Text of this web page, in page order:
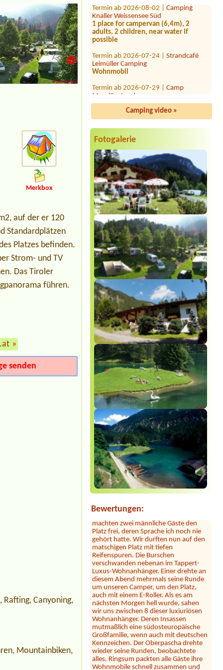
Knaller Weissensee Süd
1 place for campervan (6,4m), 2
adults, 2 children, near water if
possible
Termin ab 2026-07-24 |
Leimüller Camping
Wohnmobil
Termin ab 2026-07-29 |
MondSeeLand
1 zelt,2x person
Termin ab 2026-08-10 |Camping via
Termin ab 2026-08-09 |
Stellplatz für Campingbus etwa VW
Bus Größe mit Strom für 2 Personen
Termin ab 2026-09-28 |Seecamp Zell
am See
1 Stellplatz für Wohnmobil 6,99m,
Strom ,Wasser
Termin ab 2026-08-01 |
Camping
Ötztal Längenfeld
1x Stellplatz für WOMO (7,5m) 2 Erw.
2 Jug. (16 J.) 1 Kind, 1 Hund,
Termin ab 2026-08-11 |Camping
Wolfgangsee Birkenstrand
1x tent place for 2 persons
Camping video »
Fotogalerie
Bewertungen:
Sylvia Vodel***
Die Bilder mit dem See täuschen. Der
See liegt ein Stück entfernt. Dafür ist
das Camping nah an der Autobahn.
Der Hammer kommt jetzt: dort hauste
ein Clan! Der uns zugewiesene Platz
war mit 2 Kleinbussen zugestellt. Erst
machten zwei männliche Gäste den
Platz frei, deren Sprache ich noch nie
gehört hatte. Wir durften nun auf den
matschigen Platz mit tiefen
Reifenspuren. Die Burschen
verschwanden nebenan im Tappert-
Luxus-Wohnanhänger. Einer drehte an
diesem Abend mehrmals seine Runde
um unseren Camper, um den Platz,
auch mit einem E-Roller. Als es am
nächsten Morgen hell wurde, sahen
wir uns zwischen 8 dieser luxiuriösen
Wohnanhänger. Deren Insassen
mutmaßlich eine südosteuropäische
Großfamilie, wenn auch mit deutschen
Kennzeichen. Der Oberpascha drehte
wieder seine Runden, beobachtete
alles. Ringsum packten alle Gäste ihre
Wohnmobile schnell zusammen und
verschwanden. Wir auch!
Merkbox
auf der er 120
Standardplätzen
Platzes befinden.
Strom- und TV
Das Tiroler
führen.
»
senden
Rafting, Canyoning,
Mountainbiken,